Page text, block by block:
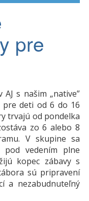
pre
s našim „native”
deti od 6 do 16
trvajú od pondelka
zo 6 alebo 8
V skupine sa
vedením plne
kopec zábavy s
sú pripravení
a nezabudnuteľný